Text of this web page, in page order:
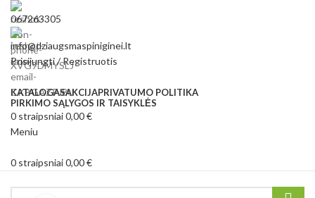
067263305
info@dziaugsmaspiniginei.lt
Prisijungti / Registruotis
KATALOGASAKCIJAPRIVATUMO POLITIKA
PIRKIMO SĄLYGOS IR TAISYKLĖS
0 straipsniai0,00€
Meniu
0 straipsniai0,00€